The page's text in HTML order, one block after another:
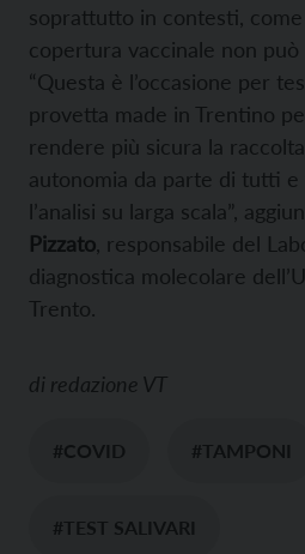
soprattutto in contesti,
copertura vaccinale non può
“Questa è l’occasione per
provetta made in Trentino
rendere più sicura la
autonomia da parte di tutti
l’analisi su larga scala”,
Pizzato , responsabile del
diagnostica molecolare
Trento.
di redazione VT
#COVID #TAMPONI
#TEST SALIVARI